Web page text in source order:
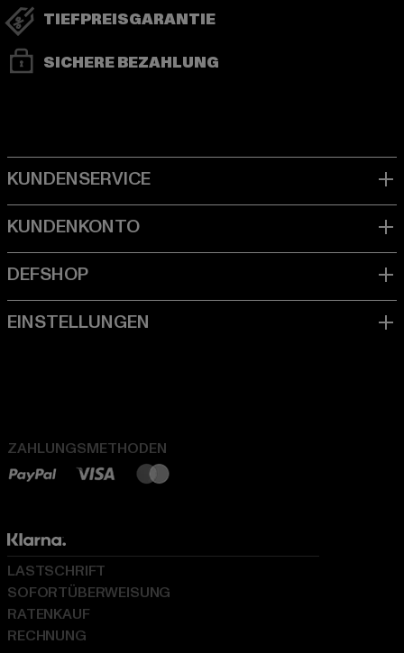
TIEFPREISGARANTIE
SICHERE BEZAHLUNG
ZAHLUNGSMETHODEN
LASTSCHRIFT
SOFORTÜBERWEISUNG
RATENKAUF
RECHNUNG